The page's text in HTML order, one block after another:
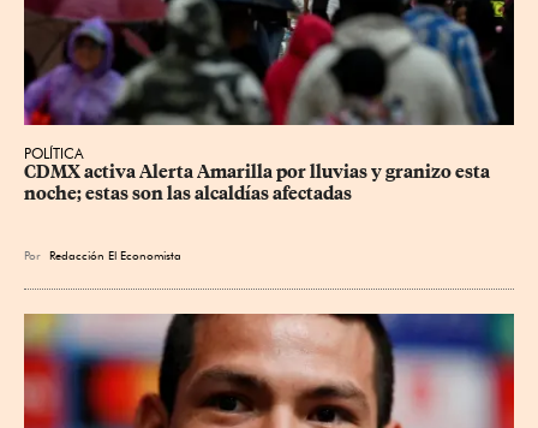
POLÍTICA
CDMX activa Alerta Amarilla por lluvias y granizo esta
noche; estas son las alcaldías afectadas
Por Redacción El Economista